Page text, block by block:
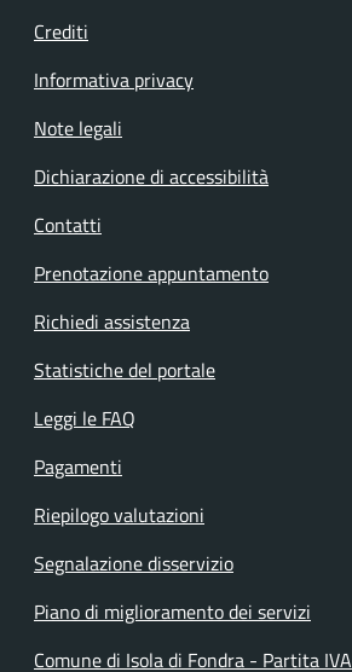
Crediti
Informativa privacy
Note legali
Dichiarazione di accessibilità
Contatti
Prenotazione appuntamento
Richiedi assistenza
Statistiche del portale
Leggi le FAQ
Pagamenti
Riepilogo valutazioni
Segnalazione disservizio
Piano di miglioramento dei servizi
Comune di Isola di Fondra - Partita IVA